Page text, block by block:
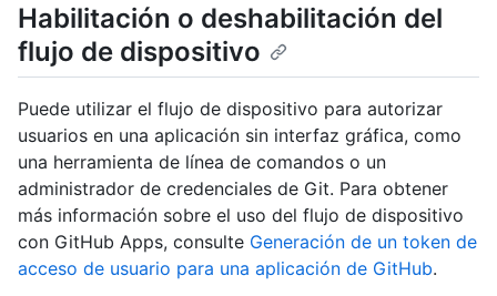
Habilitación o deshabilitación del
flujo de dispositivo
Puede utilizar el flujo de dispositivo para autorizar
usuarios en una aplicación sin interfaz gráfica, como
una herramienta de línea de comandos o un
administrador de credenciales de Git. Para obtener
más información sobre el uso del flujo de dispositivo
con GitHub Apps, consulte Generación de un token de
acceso de usuario para una aplicación de GitHub.